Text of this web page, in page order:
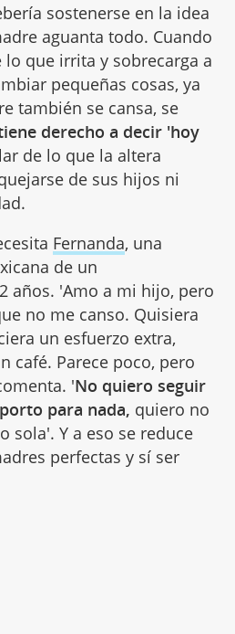
sostenerse en la idea
aguanta todo. Cuando
lo que irrita y sobrecarga a
pequeñas cosas, ya
también se cansa, se
derecho a decir 'hoy
de lo que la altera
de sus hijos ni
Fernanda, una
de un
años. 'Amo a mi hijo, pero
no me canso. Quisiera
un esfuerzo extra,
café. Parece poco, pero
'No quiero seguir
para nada, quiero no
sola'. Y a eso se reduce
perfectas y sí ser